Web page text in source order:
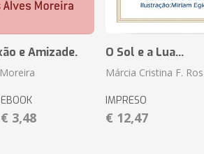
e Amizade.
EBOOK
€ 3,48
O Sol e a Lua...
Márcia Cristina F.
IMPRESO
€ 12,47